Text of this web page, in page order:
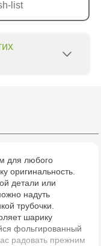
list
18
61/6
для любого
оригинальность.
детали или
надуть
трубочки.
шарику
фольгированный
радовать прежним